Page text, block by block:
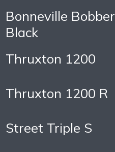
Bonneville Bobber
Black
Thruxton 1200
Thruxton 1200 R
Street Triple S